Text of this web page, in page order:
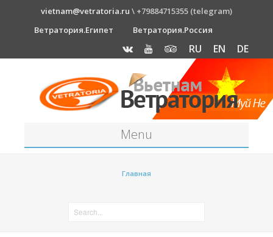
vietnam@vetratoria.ru \ +79884715355 (telegram)
Ветратория.Египет
Ветратория.Россия
RU EN DE
Menu
Главная